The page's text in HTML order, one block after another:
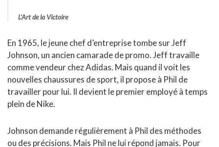
L’Art de la Victoire
En 1965, le jeune chef d’entreprise tombe sur Jeff
Johnson, un ancien camarade de promo. Jeff travaille
comme vendeur chez Adidas. Mais quand il voit les
nouvelles chaussures de sport, il propose à Phil de
travailler pour lui. Il devient le premier employé à temps
plein de Nike.
Johnson demande régulièrement à Phil des méthodes
ou des précisions. Mais Phil ne lui répond jamais. Pour